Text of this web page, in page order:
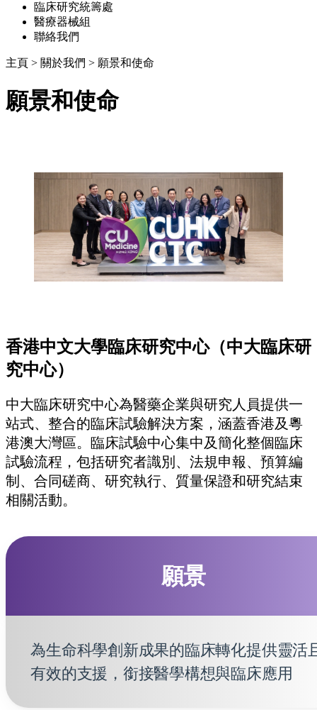
臨床研究統籌處
醫療器械組
聯絡我們
主頁 > 關於我們 > 願景和使命
願景和使命
香港中文大學臨床研究中心（中大臨床研
究中心）
中大臨床研究中心為醫藥企業與研究人員提供一
站式、整合的臨床試驗解決方案，涵蓋香港及粵
港澳大灣區。臨床試驗中心集中及簡化整個臨床
試驗流程，包括研究者識別、法規申報、預算編
制、合同磋商、研究執行、質量保證和研究結束
相關活動。
願景
為生命科學創新成果的臨床轉化提供靈活
有效的支援，銜接醫學構想與臨床應用